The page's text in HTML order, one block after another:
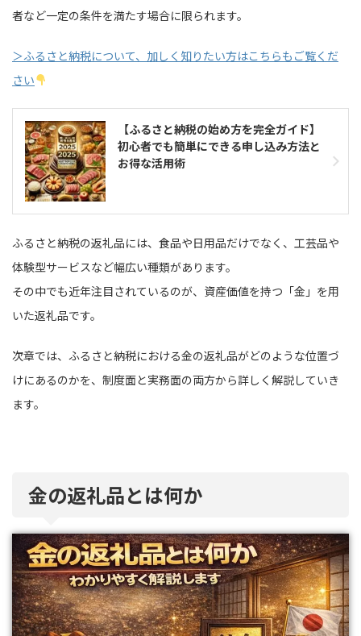
者など一定の条件を満たす場合に限られます。
＞ふるさと納税について、加しく知りたい方はこちらもご覧くだ
さい
【ふるさと納税の始め方を完全ガイド】
初心者でも簡単にできる申し込み方法と
お得な活用術
ふるさと納税の返礼品には、食品や日用品だけでなく、工芸品や
体験型サービスなど幅広い種類があります。
その中でも近年注目されているのが、資産価値を持つ「金」を用
いた返礼品です。
次章では、ふるさと納税における金の返礼品がどのような位置づ
けにあるのかを、制度面と実務面の両方から詳しく解説していき
ます。
金の返礼品とは何か